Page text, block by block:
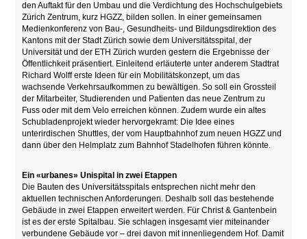
den Auftakt für den Umbau und die Verdichtung des Hochschulgebiets
Zürich Zentrum, kurz HGZZ, bilden sollen. In einer gemeinsamen
Medienkonferenz von Bau-, Gesundheits- und Bildungsdirektion des
Kantons mit der Stadt Zürich sowie dem Universitätsspital, der
Universität und der ETH Zürich wurden gestern die Ergebnisse der
Öffentlichkeit präsentiert. Einleitend erläuterte unter anderem Stadtrat
Richard Wolff erste Ideen für ein Mobilitätskonzept, um das
wachsende Verkehrsaufkommen zu bewältigen. So soll ein Grossteil
der Mitarbeiter, Studierenden und Patienten das neue Zentrum zu
Fuss oder mit dem Velo erreichen können. Zudem wurde ein altes
Schubladenprojekt wieder hervorgekramt: Die Idee eines
unterirdischen Shuttles, der vom Hauptbahnhof zum neuen HGZZ und
dann über den Helmplatz zum Bahnhof Stadelhofen führen könnte.
Ein «urbanes» Unispital in zwei Etappen
Die Bauten des Universitätsspitals entsprechen nicht mehr den
aktuellen technischen Anforderungen. Deshalb soll das bestehende
Gebäude in zwei Etappen erweitert werden. Für Christ & Gantenbein
ist es der erste Spitalbau. Sie schlagen insgesamt vier miteinander
verbundene Gebäude vor – drei davon mit innenliegendem Hof. Damit